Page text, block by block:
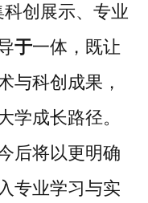
科创展示、专业
于一体，既让
与科创成果，
学成长路径。
后将以更明确
专业学习与实